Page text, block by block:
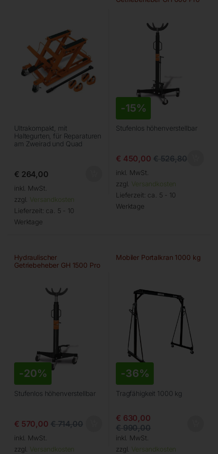
Ultrakompakt, mit
Haltegurten, für Reparaturen
am Zweirad und Quad
€ 264,00
inkl. MwSt.
zzgl. Versandkosten
Lieferzeit: ca. 5 - 10
Werktage
-15%
Stufenlos höhenverstellbar
€ 450,00 €526,80
inkl. MwSt.
zzgl. Versandkosten
Lieferzeit: ca. 5 - 10
Werktage
Hydraulischer
Getriebeheber GH 1500 Pro
-20%
Stufenlos höhenverstellbar
€ 570,00 €714,00
inkl. MwSt.
zzgl. Versandkosten
Mobiler Portalkran 1000 kg
-36%
Tragfähigkeit 1000 kg
€ 630,00
€990,00
inkl. MwSt.
zzgl. Versandkosten